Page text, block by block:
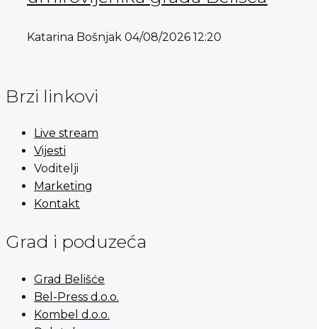
Katarina Bošnjak 04/08/2026 12:20
Brzi linkovi
Live stream
Vijesti
Voditelji
Marketing
Kontakt
Grad i poduzeća
Grad Belišće
Bel-Press d.o.o.
Kombel d.o.o.